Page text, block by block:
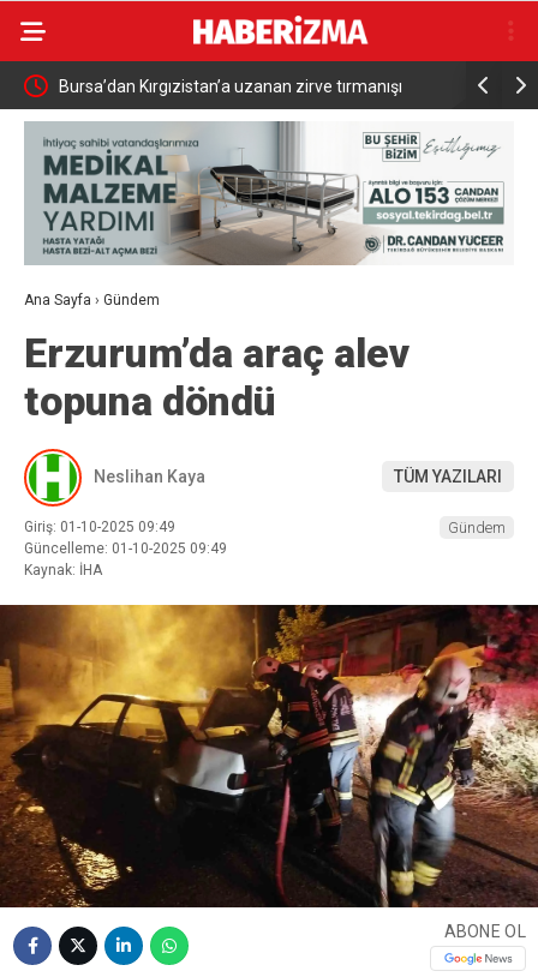
Bursa’dan Kırgızistan’a uzanan zirve tırmanışı
Ana Sayfa › Gündem
Erzurum’da araç alev
topuna döndü
Neslihan Kaya TÜM YAZILARI
Giriş: 01-10-2025 09:49
Güncelleme: 01-10-2025 09:49
Kaynak: İHA
Gündem
ABONE OL